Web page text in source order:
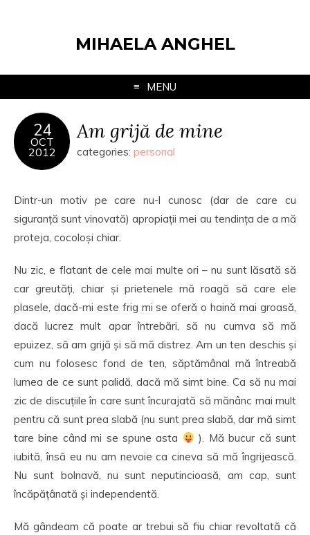
MIHAELA ANGHEL
MENU
24
OCT
2012
Am grijă de mine
categories: personal
Dintr-un motiv pe care nu-l cunosc (dar de care cu
siguranță sunt vinovată) apropiații mei au tendința de a mă
proteja, cocoloși chiar.
Nu zic, e flatant de cele mai multe ori – nu sunt lăsată să
car greutăți, chiar și prietenele mă roagă să care ele
plasele, dacă-mi este frig mi se oferă o haină mai groasă,
dacă lucrez mult apar întrebări, să nu cumva să mă
epuizez, să am grijă și să mă distrez. Am un ten deschis și
cum nu folosesc fond de ten, săptămânal mă întreabă
lumea de ce sunt palidă, dacă mă simt bine. Ca să nu mai
zic de discuțiile în care sunt încurajată să mănânc mai mult
pentru că sunt prea slabă (nu sunt prea slabă, dar mă simt
tare bine când mi se spune asta
). Mă bucur că sunt
iubită, însă eu nu am nevoie ca cineva să mă îngrijească.
Nu sunt bolnavă, nu sunt neputincioasă, am cap, sunt
încăpățânată și independentă.
Mă gândeam că poate ar trebui să fiu chiar revoltată că